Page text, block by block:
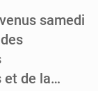
Tibiri : le dialogue, nouveau terrain de jeu pour la paix
samedi
et de la…